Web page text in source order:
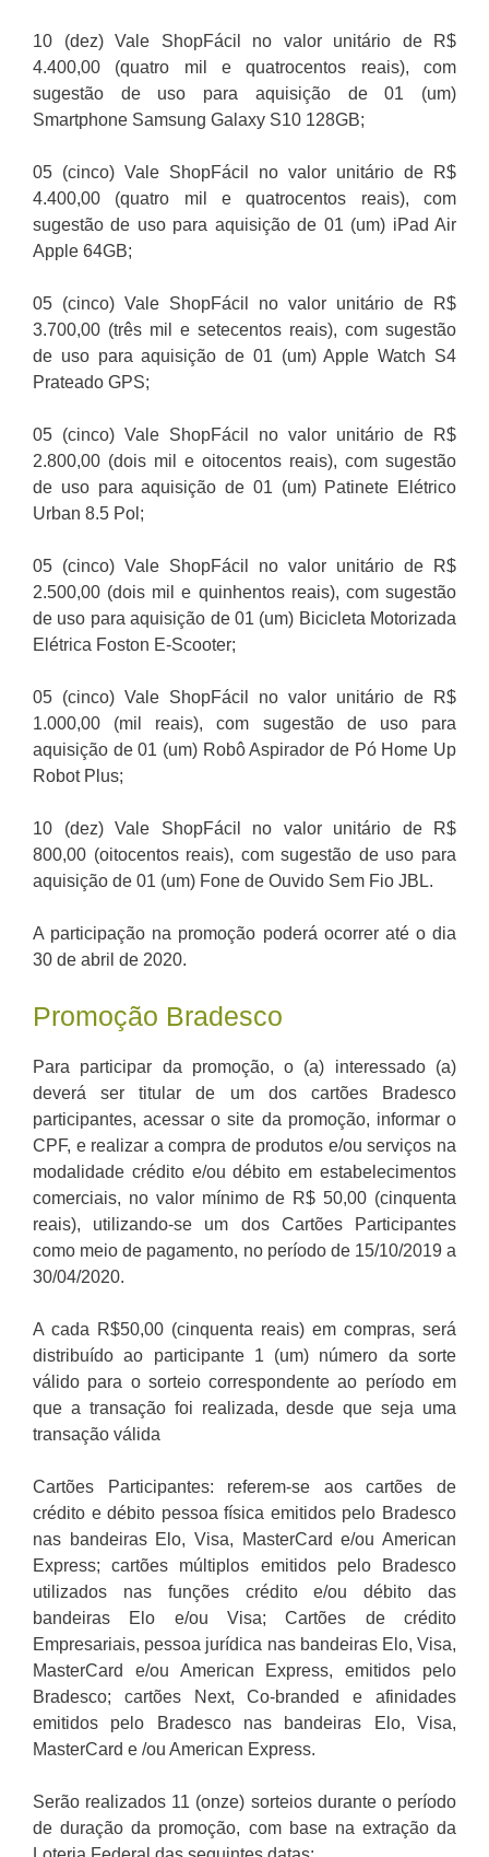
10 (dez) Vale ShopFácil no valor unitário de R$
4.400,00 (quatro mil e quatrocentos reais), com
sugestão de uso para aquisição de 01 (um)
Smartphone Samsung Galaxy S10 128GB;
05 (cinco) Vale ShopFácil no valor unitário de R$
4.400,00 (quatro mil e quatrocentos reais), com
sugestão de uso para aquisição de 01 (um) iPad Air
Apple 64GB;
05 (cinco) Vale ShopFácil no valor unitário de R$
3.700,00 (três mil e setecentos reais), com sugestão
de uso para aquisição de 01 (um) Apple Watch S4
Prateado GPS;
05 (cinco) Vale ShopFácil no valor unitário de R$
2.800,00 (dois mil e oitocentos reais), com sugestão
de uso para aquisição de 01 (um) Patinete Elétrico
Urban 8.5 Pol;
05 (cinco) Vale ShopFácil no valor unitário de R$
2.500,00 (dois mil e quinhentos reais), com sugestão
de uso para aquisição de 01 (um) Bicicleta Motorizada
Elétrica Foston E-Scooter;
05 (cinco) Vale ShopFácil no valor unitário de R$
1.000,00 (mil reais), com sugestão de uso para
aquisição de 01 (um) Robô Aspirador de Pó Home Up
Robot Plus;
10 (dez) Vale ShopFácil no valor unitário de R$
800,00 (oitocentos reais), com sugestão de uso para
aquisição de 01 (um) Fone de Ouvido Sem Fio JBL.
A participação na promoção poderá ocorrer até o dia
30 de abril de 2020.
Promoção Bradesco
Para participar da promoção, o (a) interessado (a)
deverá ser titular de um dos cartões Bradesco
participantes, acessar o site da promoção, informar o
CPF, e realizar a compra de produtos e/ou serviços na
modalidade crédito e/ou débito em estabelecimentos
comerciais, no valor mínimo de R$ 50,00 (cinquenta
reais), utilizando-se um dos Cartões Participantes
como meio de pagamento, no período de 15/10/2019 a
30/04/2020.
A cada R$50,00 (cinquenta reais) em compras, será
distribuído ao participante 1 (um) número da sorte
válido para o sorteio correspondente ao período em
que a transação foi realizada, desde que seja uma
transação válida
Cartões Participantes: referem-se aos cartões de
crédito e débito pessoa física emitidos pelo Bradesco
nas bandeiras Elo, Visa, MasterCard e/ou American
Express; cartões múltiplos emitidos pelo Bradesco
utilizados nas funções crédito e/ou débito das
bandeiras Elo e/ou Visa; Cartões de crédito
Empresariais, pessoa jurídica nas bandeiras Elo, Visa,
MasterCard e/ou American Express, emitidos pelo
Bradesco; cartões Next, Co-branded e afinidades
emitidos pelo Bradesco nas bandeiras Elo, Visa,
MasterCard e /ou American Express.
Serão realizados 11 (onze) sorteios durante o período
de duração da promoção, com base na extração da